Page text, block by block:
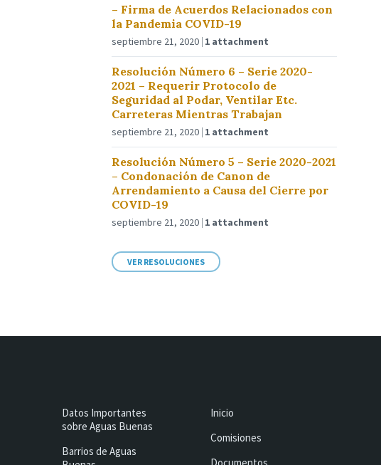
– Firma de Acuerdos Relacionados con
la Pandemia COVID-19
septiembre 21, 2020 1 attachment
Resolución Número 6 – Serie 2020-
2021 – Requerir Protocolo de
Seguridad al Podar, Ventilar Etc.
Carreteras Mientras Trabajan
septiembre 21, 2020 1 attachment
Resolución Número 5 – Serie 2020-2021
– Condonación de Canon de
Arrendamiento a Causa del Cierre por
COVID-19
septiembre 21, 2020 1 attachment
VER RESOLUCIONES
Datos Importantes
sobre Aguas Buenas
Barrios de Aguas
Inicio
Comisiones